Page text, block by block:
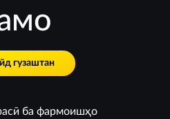
гузаштан
ба фармоишҳо